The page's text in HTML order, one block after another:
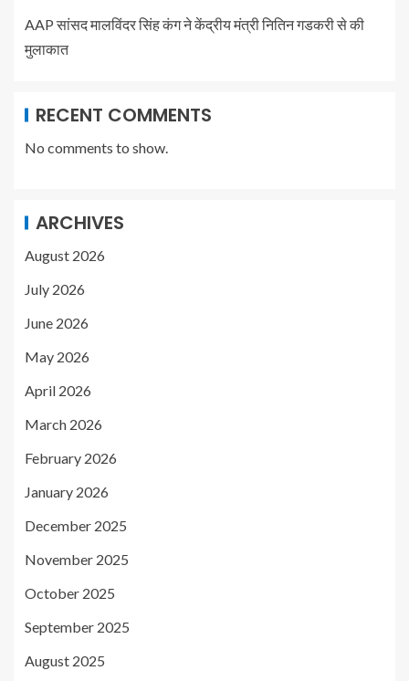
AAP सांसद मालविंदर सिंह कंग ने केंद्रीय मंत्री नितिन गडकरी से की
मुलाकात
RECENT COMMENTS
No comments to show.
ARCHIVES
August 2026
July 2026
June 2026
May 2026
April 2026
March 2026
February 2026
January 2026
December 2025
November 2025
October 2025
September 2025
August 2025